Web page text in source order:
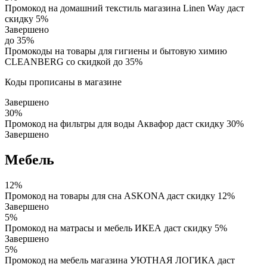
Промокод на домашний текстиль магазина Linen Way даст
скидку 5%
Завершено
до 35%
Промокоды на товары для гигиены и бытовую химию
CLEANBERG со скидкой до 35%
Коды прописаны в магазине
Завершено
30%
Промокод на фильтры для воды Аквафор даст скидку 30%
Завершено
Мебель
12%
Промокод на товары для сна ASKONA даст скидку 12%
Завершено
5%
Промокод на матрасы и мебель ИКЕА даст скидку 5%
Завершено
5%
Промокод на мебель магазина УЮТНАЯ ЛОГИКА даст